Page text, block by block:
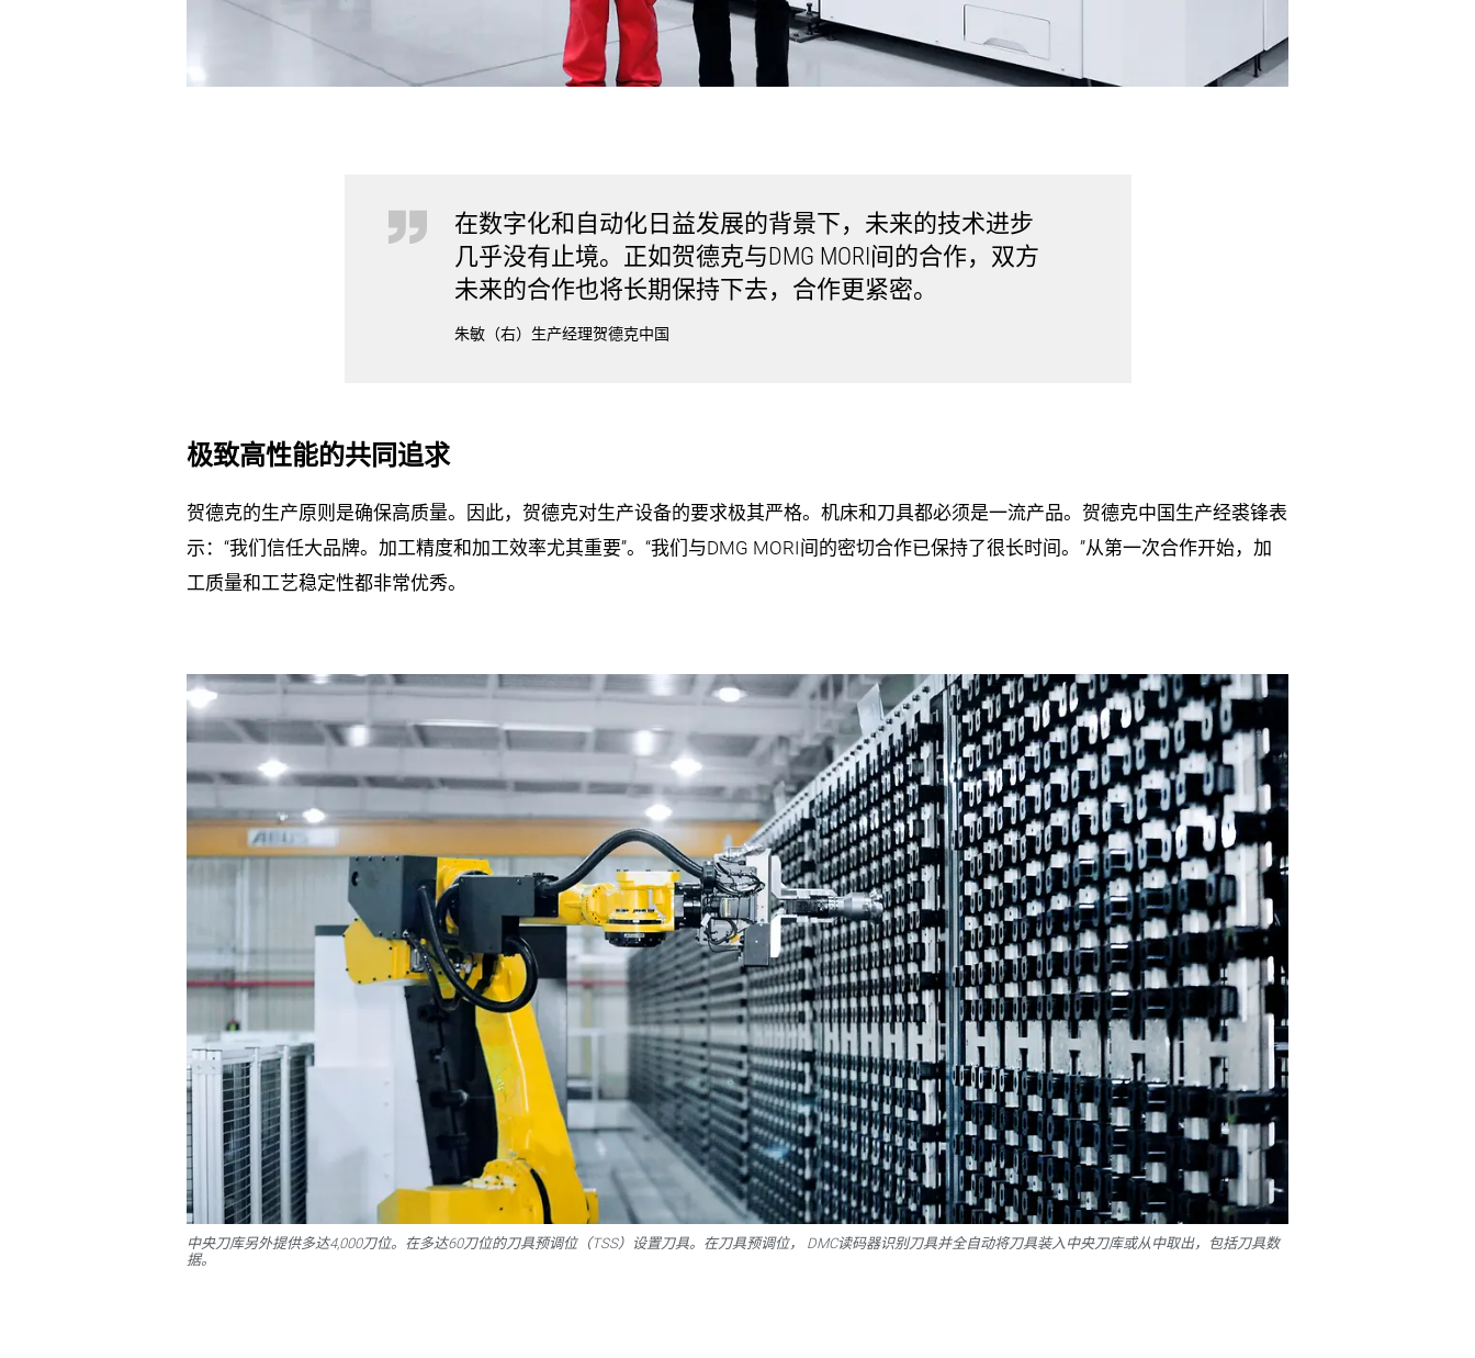
在数字化和自动化日益发展的背景下，未来的技术进步
几乎没有止境。正如贺德克与DMG MORI间的合作，双方
未来的合作也将长期保持下去，合作更紧密。
朱敏（右）生产经理贺德克中国
极致高性能的共同追求
贺德克的生产原则是确保高质量。因此，贺德克对生产设备的要求极其严格。机床和刀具都必须是一流产品。贺德克中国生产经裘锋表
示：“我们信任大品牌。加工精度和加工效率尤其重要”。“我们与DMG MORI间的密切合作已保持了很长时间。”从第一次合作开始，加
工质量和工艺稳定性都非常优秀。
中央刀库另外提供多达4,000刀位。在多达60刀位的刀具预调位（TSS）设置刀具。在刀具预调位， DMC读码器识别刀具并全自动将刀具装入中央刀库或从中取出，包括刀具数
据。